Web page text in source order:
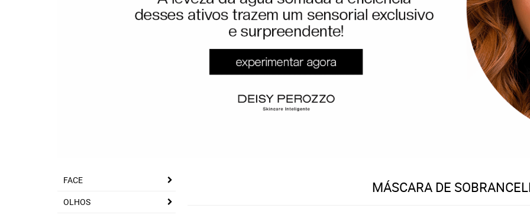
FACE
OLHOS
MÁSCARA DE